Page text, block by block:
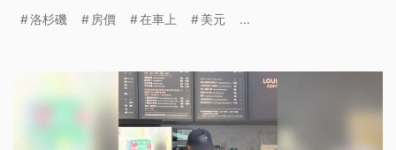
平價住宅，但供給遠遠趕不上需求。
洛杉磯 房價 在車上 美元 ...